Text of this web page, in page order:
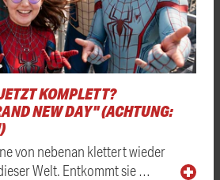
KOMPLETT?
NEW DAY" (ACHTUNG:
von nebenan klettert wieder
Welt. Entkommt sie …